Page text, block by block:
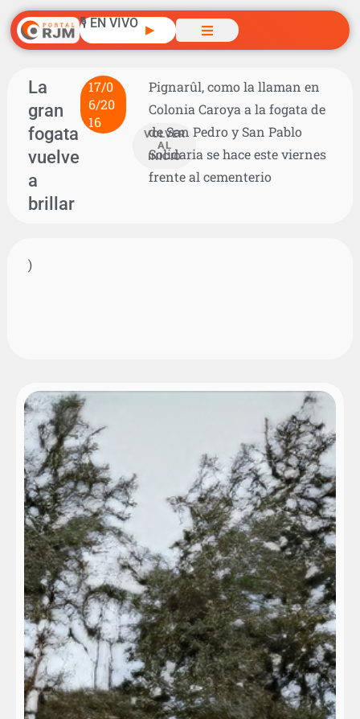
🎙️ EN VIVO ▶
La
gran
fogata
vuelve
a
brillar
17/0
6/20
16
VOLVER
AL
INICIO
Pignarûl, como la llaman en
Colonia Caroya a la fogata de
de San Pedro y San Pablo
Solidaria se hace este viernes
frente al cementerio
)